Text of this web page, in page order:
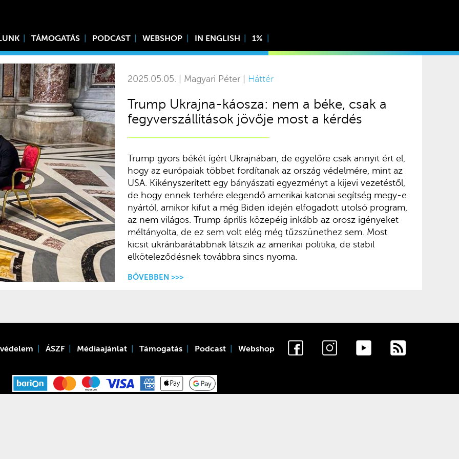
TÁMOGATÁS PODCAST WEBSHOP IN ENGLISH 1%
2025.05.05. | Magyari Péter | Háttér
Trump Ukrajna-káosza: nem a béke, csak a
fegyverszállítások jövője most a kérdés
Trump gyors békét ígért Ukrajnában, de egyelőre csak annyit ért el,
hogy az európaiak többet fordítanak az ország védelmére, mint az
USA. Kikényszerített egy bányászati egyezményt a kijevi vezetéstől,
de hogy ennek terhére elegendő amerikai katonai segítség megy-e
nyártól, amikor kifut a még Biden idején elfogadott utolsó program,
az nem világos. Trump április közepéig inkább az orosz igényeket
méltányolta, de ez sem volt elég még tűzszünethez sem. Most
kicsit ukránbarátabbnak látszik az amerikai politika, de stabil
elköteleződésnek továbbra sincs nyoma.
BŐVEBBEN >>>
ÁSZF Médiaajánlat Támogatás Podcast Webshop